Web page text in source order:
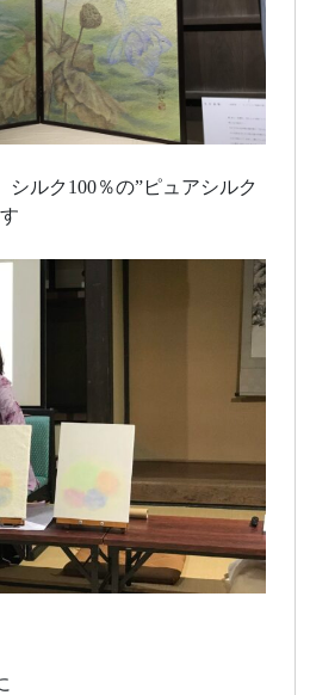
ルク100％の”ピュアシルク